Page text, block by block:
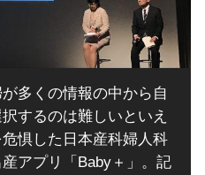
多くの情報の中から自
するのは難しいといえ
惧した日本産科婦人科
アプリ「Baby＋」。記